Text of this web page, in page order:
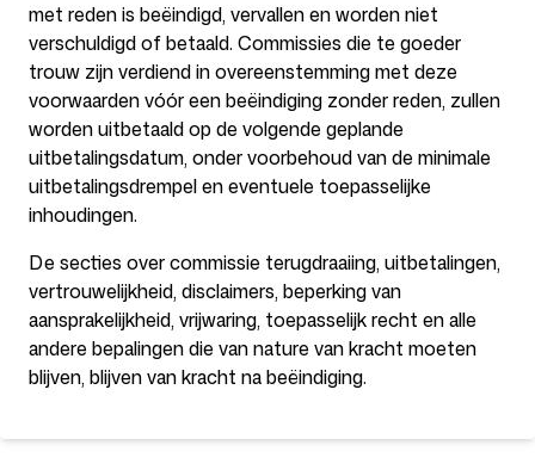
met reden is beëindigd, vervallen en worden niet
verschuldigd of betaald. Commissies die te goeder
trouw zijn verdiend in overeenstemming met deze
voorwaarden vóór een beëindiging zonder reden, zullen
worden uitbetaald op de volgende geplande
uitbetalingsdatum, onder voorbehoud van de minimale
uitbetalingsdrempel en eventuele toepasselijke
inhoudingen.
De secties over commissie terugdraaiing, uitbetalingen,
vertrouwelijkheid, disclaimers, beperking van
aansprakelijkheid, vrijwaring, toepasselijk recht en alle
andere bepalingen die van nature van kracht moeten
blijven, blijven van kracht na beëindiging.